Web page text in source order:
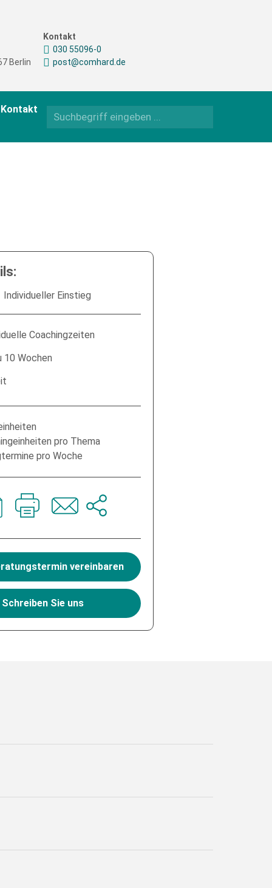
Berlin
Kontakt
030 55096-0
post@comhard.de
Kontakt
Individueller Einstieg
Coachingzeiten
10 Wochen
pro Thema
pro Woche
vereinbaren
Schreiben Sie uns
Angaben sowie Daten für den Zweck der